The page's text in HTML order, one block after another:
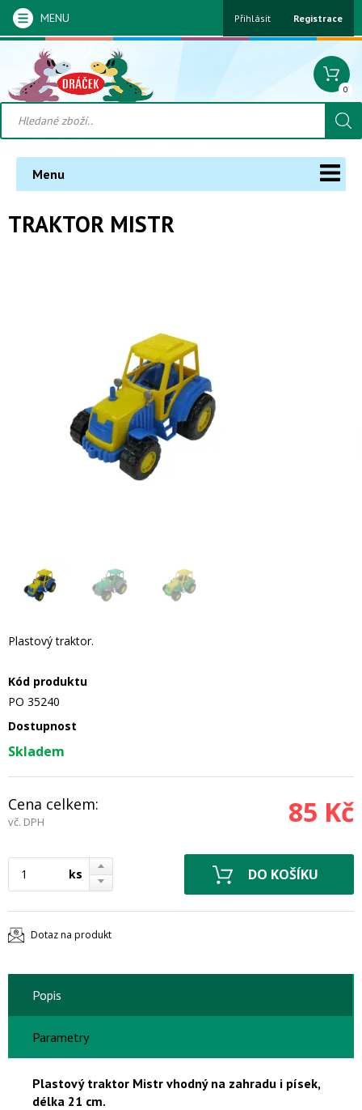
MENU Přihlásit Registrace
0
Menu
TRAKTOR MISTR
Plastový traktor.
Kód produktu
PO 35240
Dostupnost
Skladem
Cena celkem:
vč. DPH 85 Kč
ks
Dotaz na produkt
Popis
Parametry
Plastový traktor Mistr vhodný na zahradu i písek,
délka 21 cm.